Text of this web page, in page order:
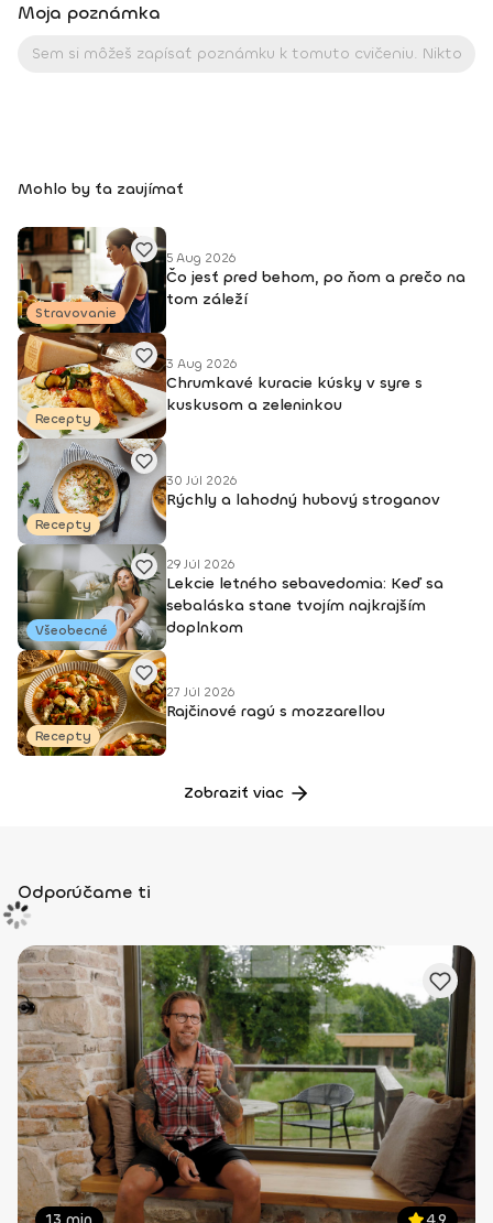
Moja poznámka
Mohlo by ťa zaujímať
Stravovanie
5 Aug 2026
Čo jesť pred behom, po ňom a prečo na
tom záleží
Recepty
3 Aug 2026
Chrumkavé kuracie kúsky v syre s
kuskusom a zeleninkou
Recepty
30 Júl 2026
Rýchly a lahodný hubový stroganov
Všeobecné
29 Júl 2026
Lekcie letného sebavedomia: Keď sa
sebaláska stane tvojím najkrajším
doplnkom
Recepty
27 Júl 2026
Rajčinové ragú s mozzarellou
Zobraziť viac
Odporúčame ti